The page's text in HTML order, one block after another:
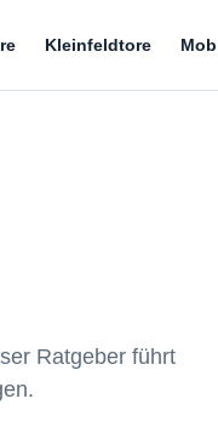
Kleinfeldtore
Ratgeber führt